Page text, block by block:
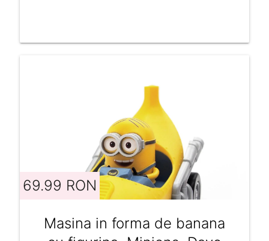
69.99 RON
Masina in forma de banana